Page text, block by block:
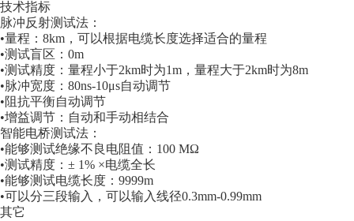
技术指标
脉冲反射测试法：
•量程：8km，可以根据电缆长度选择适合的量程
•测试盲区：0m
•测试精度：量程小于2km时为1m，量程大于2km时为8m
•脉冲宽度：80ns-10μs自动调节
•阻抗平衡自动调节
•增益调节：自动和手动相结合
智能电桥测试法：
•能够测试绝缘不良电阻值：100 МΩ
•测试精度：± 1% ×电缆全长
•能够测试电缆长度：9999m
•可以分三段输入，可以输入线径0.3mm-0.99mm
其它